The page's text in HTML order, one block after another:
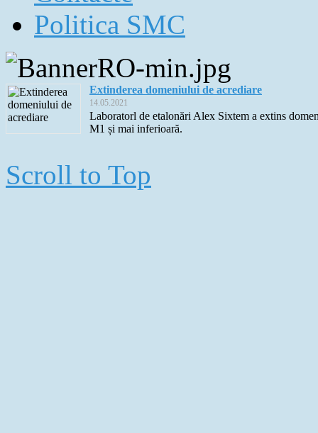
Politica SMC
Extinderea domeniului de acrediare
14.05.2021
Laboratorl de etalonări Alex Sixtem a extins
M1 și mai inferioară.
Scroll to Top